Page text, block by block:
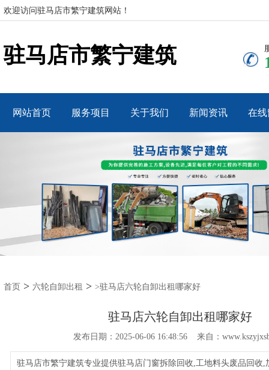
欢迎访问驻马店市繁宁建筑网站！
驻马店市繁宁建筑
网站首页 服务项目 关于我们 新闻资讯 在
首页 > 六轮自卸出租 > >驻马店六轮自卸出租哪家好
驻马店六轮自卸出租哪家好
发布日期：2025-06-06 16:48:56 来自：
驻马店市繁宁建筑专业提供驻马店门窗拆除回收,工地料头废品回收,